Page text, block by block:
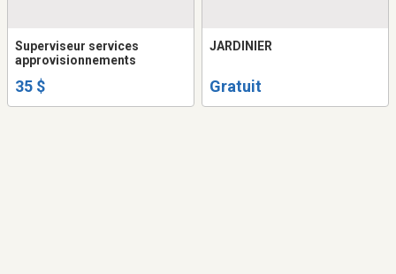
Superviseur services
approvisionnements
35 $
JARDINIER
Gratuit